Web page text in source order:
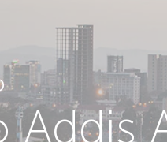
Addis